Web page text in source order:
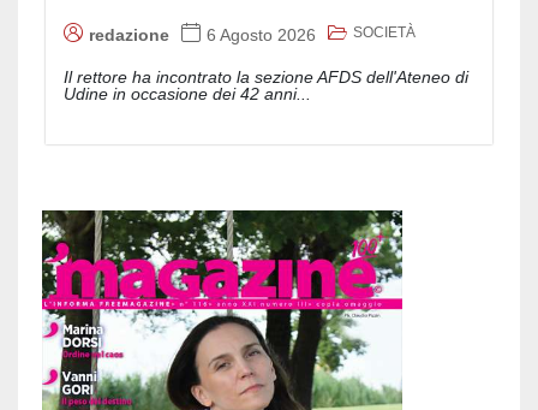
redazione 6 Agosto 2026 SOCIETÀ
Il rettore ha incontrato la sezione AFDS dell'Ateneo di
Udine in occasione dei 42 anni...